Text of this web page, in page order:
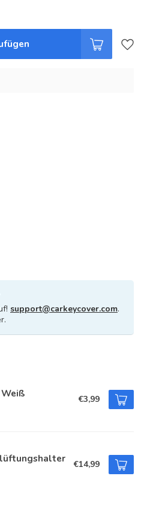
support@carkeycover.com.
€3,99
€14,99